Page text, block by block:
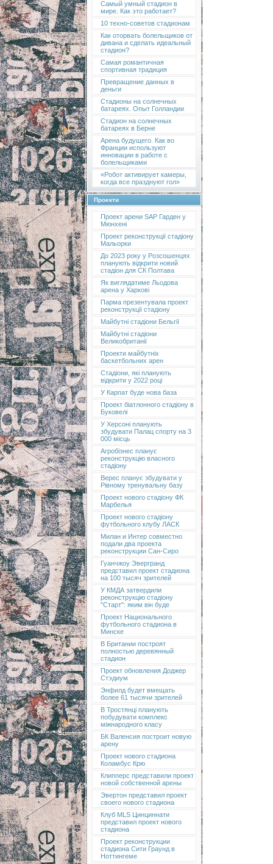
Самый умный стадион в
мире. Как это работает?
10 техно-советов стадионам
Как оторвать болельщиков от
дивана и сделать идеальный
стадион?
Самая романтичная
спортивная традиция
Превращение данных в
деньги
Стадионы на солнечных
батареях. Опыт Голландии
Стадион на солнечных
батареях в Берне
Арена будущего. Как во
Франции используют
инновации в работе с
болельщиками
«Робот активирует камеры,
когда все празднуют гол»
Проекти
Проект арени SAP Гарден у
Мюнхені
Проект реконструкції стадіону
Мальорки
До 2023 року у Розсошенцях
планують відкрити новий
стадіон для СК Полтава
Як виглядатиме Льодова
арена у Харкові
Парма презентувала проект
реконструкції стадіону
Майбутні стадіони Бельгії
Майбутні стадіони
Великобританії
Проекти майбутніх
баскетбольних арен
Стадіони, які планують
відкрити у 2022 році
У Карпат буде нова база
Проект біатлонного стадіону в
Буковелі
У Херсоні планують
збудувати Палац спорту на 3
000 місць
Агробізнес планує
реконструкцію власного
стадіону
Верес планує збудувати у
Рівному тренувальну базу
Проект нового стадіону ФК
Марбелья
Проект нового стадіону
футбольного клубу ЛАСК
Милан и Интер совместно
подали два проекта
реконструкции Сан-Сиро
Гуанчжоу Эвергранд
представил проект стадиона
на 100 тысяч зрителей
У КМДА затвердили
реконструкцію стадіону
"Старт": яким він буде
Проект Национального
футбольного стадиона в
Минске
В Британии построят
полностью деревянный
стадион
Проект обновления Доджер
Стэдиум
Энфилд будет вмещать
более 61 тысячи зрителей
В Тростянці планують
побудувати комплекс
міжнародного класу
БК Валенсия построит новую
арену
Проект нового стадиона
Коламбус Крю
Клипперс представили проект
новой собственной арены
Эвертон представил проект
своего нового стадиона
Клуб MLS Цинциннати
представил проект нового
стадиона
Проект реконструкции
стадиона Сити Граунд в
Ноттингеме